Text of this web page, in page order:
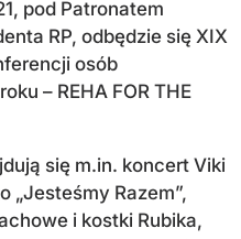
pod Patronatem
RP, odbędzie się XIX
osób
– REHA FOR THE
się m.in. koncert Viki
„Jesteśmy Razem”,
i kostki Rubika,